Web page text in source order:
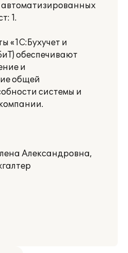
автоматизированных
1.
«1С:Бухучет и
обеспечивают
и
общей
системы и
Александровна,